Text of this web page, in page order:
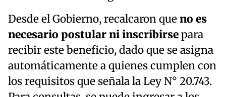
Desde el Gobierno, recalcaron queno es
necesario postular ni inscribirsepara
recibir este beneficio, dado que se asigna
automáticamente a quienes cumplen con
los requisitos que señala la Ley N° 20.743.